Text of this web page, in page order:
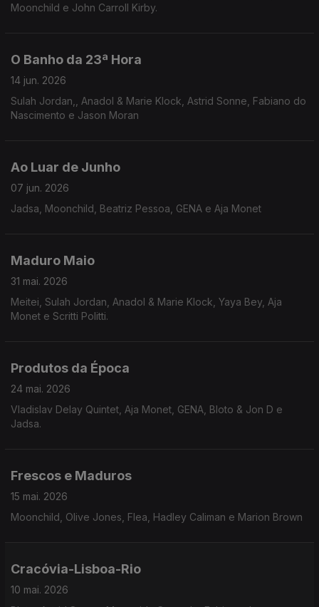
Moonchild e John Carroll Kirby.
O Banho da 23ª Hora
14 jun. 2026
Sulah Jordan,, Anadol & Marie Klock, Astrid Sonne, Fabiano do
Nascimento e Jason Moran
Ao Luar de Junho
07 jun. 2026
Jadsa, Moonchild, Beatriz Pessoa, GENA e Aja Monet
Maduro Maio
31 mai. 2026
Meitei, Sulah Jordan, Anadol & Marie Klock, Yaya Bey, Aja
Monet e Scritti Politti.
Produtos da Época
24 mai. 2026
Vladislav Delay Quintet, Aja Monet, GENA, Bloto & Jon D e
Jadsa.
Frescos e Maduros
15 mai. 2026
Moonchild, Olive Jones, Flea, Hadley Caliman e Marion Brown
Cracóvia-Lisboa-Rio
10 mai. 2026